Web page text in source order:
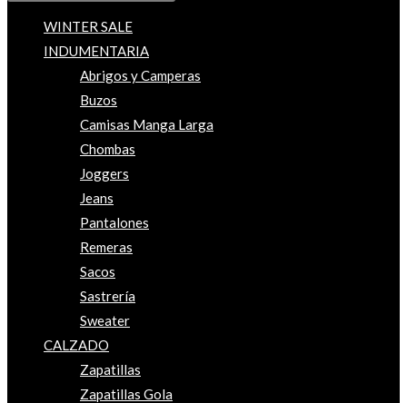
WINTER SALE
INDUMENTARIA
Abrigos y Camperas
Buzos
Camisas Manga Larga
Chombas
Joggers
Jeans
Pantalones
Remeras
Sacos
Sastrería
Sweater
CALZADO
Zapatillas
Zapatillas Gola